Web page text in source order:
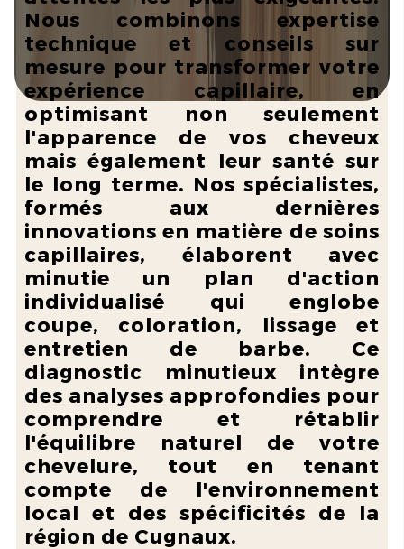
Nous combinons expertise
technique et conseils sur
mesure pour transformer votre
expérience capillaire, en
optimisant non seulement
l'apparence de vos cheveux
mais également leur santé sur
le long terme. Nos spécialistes,
formés aux dernières
innovations en matière de soins
capillaires, élaborent avec
minutie un plan d'action
individualisé qui englobe
coupe, coloration, lissage et
entretien de barbe. Ce
diagnostic minutieux intègre
des analyses approfondies pour
comprendre et rétablir
l'équilibre naturel de votre
chevelure, tout en tenant
compte de l'environnement
local et des spécificités de la
région de Cugnaux.